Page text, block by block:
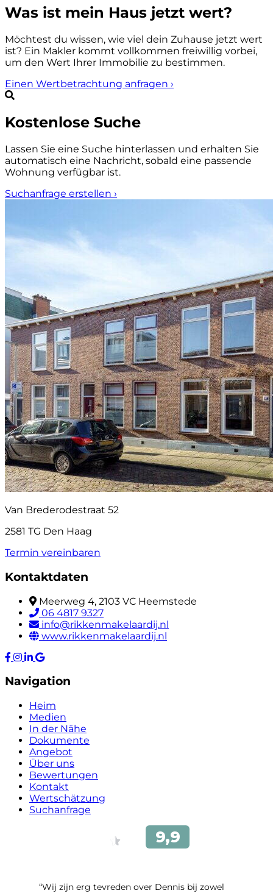
Was ist mein Haus jetzt wert?
Möchtest du wissen, wie viel dein Zuhause jetzt wert
ist? Ein Makler kommt vollkommen freiwillig vorbei,
um den Wert Ihrer Immobilie zu bestimmen.
Einen Wertbetrachtung anfragen ›
Kostenlose Suche
Lassen Sie eine Suche hinterlassen und erhalten Sie
automatisch eine Nachricht, sobald eine passende
Wohnung verfügbar ist.
Suchanfrage erstellen ›
Van Brederodestraat 52
2581 TG Den Haag
Termin vereinbaren
Kontaktdaten
Meerweg 4, 2103 VC Heemstede
06 4817 9327
info@rikkenmakelaardij.nl
www.rikkenmakelaardij.nl
Navigation
Heim
Medien
In der Nähe
Dokumente
Angebot
Über uns
Bewertungen
Kontakt
Wertschätzung
Suchanfrage
“Wij zijn erg tevreden over Dennis bij zowel